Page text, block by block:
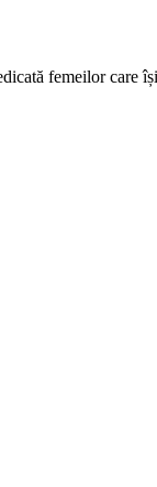
femeilor care